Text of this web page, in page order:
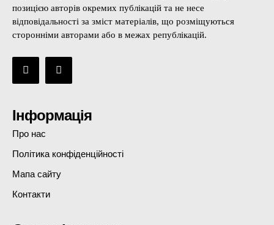
позицією авторів окремих публікацій та не несе
відповідальності за зміст матеріалів, що розміщуються
сторонніми авторами або в межах републікацій.
Інформація
Про нас
Політика конфіденційності
Мапа сайту
Контакти